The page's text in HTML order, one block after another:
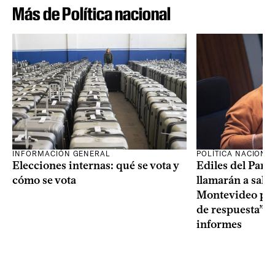
Más de Política nacional
INFORMACIÓN GENERAL
Elecciones internas: qué se vota y
cómo se vota
POLÍTICA
Ediles del
llamarán a sala
Montevideo
de respuesta”
informes